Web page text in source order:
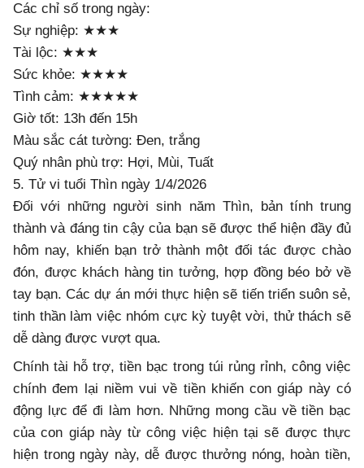
Các chỉ số trong ngày:
Sự nghiệp: ★★★
Tài lộc: ★★★
Sức khỏe: ★★★★
Tình cảm: ★★★★★
Giờ tốt: 13h đến 15h
Màu sắc cát tường: Đen, trắng
Quý nhân phù trợ: Hợi, Mùi, Tuất
5. Tử vi tuổi Thìn ngày 1/4/2026
Đối với những người sinh năm Thìn, bản tính trung
thành và đáng tin cậy của bạn sẽ được thể hiện đầy đủ
hôm nay, khiến bạn trở thành một đối tác được chào
đón, được khách hàng tin tưởng, hợp đồng béo bở về
tay bạn. Các dự án mới thực hiện sẽ tiến triển suôn sẻ,
tinh thần làm việc nhóm cực kỳ tuyệt vời, thử thách sẽ
dễ dàng được vượt qua.
Chính tài hỗ trợ, tiền bạc trong túi rủng rỉnh, công việc
chính đem lại niềm vui về tiền khiến con giáp này có
động lực để đi làm hơn. Những mong cầu về tiền bạc
của con giáp này từ công việc hiện tại sẽ được thực
hiện trong ngày này, dễ được thưởng nóng, hoàn tiền,